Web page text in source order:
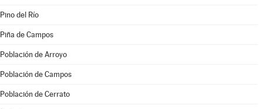
Pino del Río
Piña de Campos
Población de Arroyo
Población de Campos
Población de Cerrato